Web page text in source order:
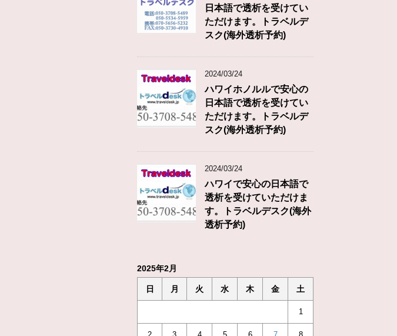
日本語で透析を受けてい
ただけます。トラベルデ
スク(海外透析予約)
2024/03/24
ハワイホノルルで安心の
日本語で透析を受けてい
ただけます。トラベルデ
スク(海外透析予約)
2024/03/24
ハワイで安心の日本語で
透析を受けていただけま
す。トラベルデスク(海外
透析予約)
2025年2月
日 月 火 水 木 金 土
1